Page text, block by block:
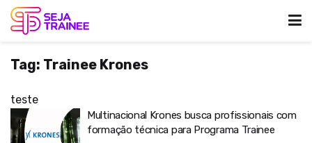
Tag: Trainee Krones
teste
Multinacional Krones busca profissionais com
formação técnica para Programa Trainee